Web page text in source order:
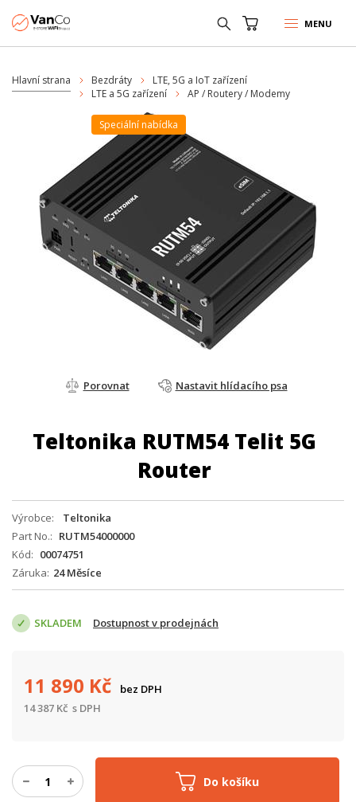
MENU
Hlavní strana Bezdráty
LTE, 5G a IoT zařízení
LTE a 5G zařízení
AP / Routery / Modemy
Speciální nabídka
Porovnat Nastavit hlídacího psa
Teltonika RUTM54 Telit 5G
Router
Výrobce
Teltonika
Part No.
RUTM54000000
Kód
00074751
Záruka 24 Měsíce
SKLADEM Dostupnost v prodejnách
Do košíku
11 890 Kč
bez DPH
14 387 Kč s DPH